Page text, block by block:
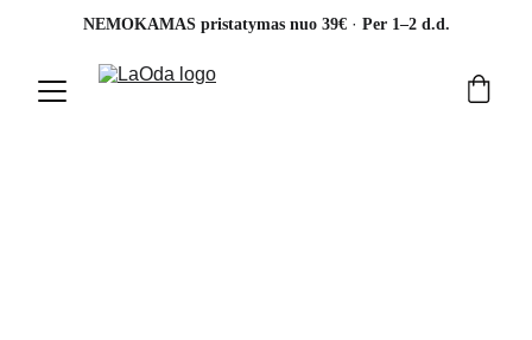
NEMOKAMAS pristatymas nuo 39€ · Per 1–2 d.d.